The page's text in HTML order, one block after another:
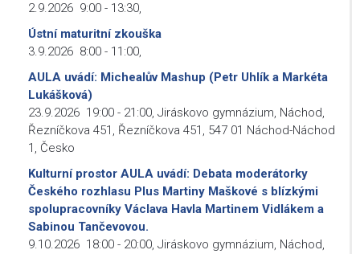
2.9.2026 9:00 - 13:30,
Ústní maturitní zkouška
3.9.2026 8:00 - 11:00,
AULA uvádí: Michealův Mashup (Petr Uhlík a Markéta
Lukášková)
23.9.2026 19:00 - 21:00, Jiráskovo gymnázium, Náchod,
Řezníčkova 451, Řezníčkova 451, 547 01 Náchod-Náchod
1, Česko
Kulturní prostor AULA uvádí: Debata moderátorky
Českého rozhlasu Plus Martiny Maškové s blízkými
spolupracovníky Václava Havla Martinem Vidlákem a
Sabinou Tančevovou.
9.10.2026 18:00 - 20:00, Jiráskovo gymnázium, Náchod,